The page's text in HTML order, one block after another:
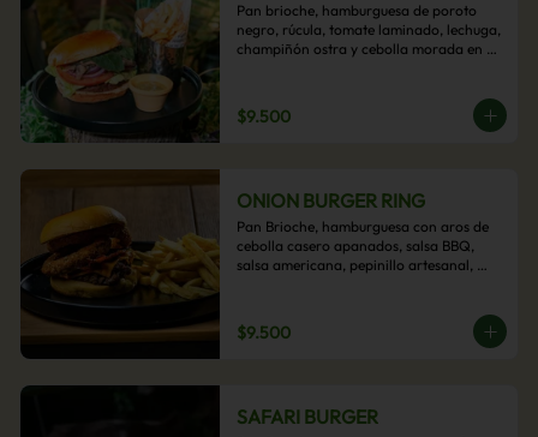
Pan brioche, hamburguesa de poroto
negro, rúcula, tomate laminado, lechuga,
champiñón ostra y cebolla morada en
$9.500
ONION BURGER RING
Pan Brioche, hamburguesa con aros de
cebolla casero apanados, salsa BBQ,
salsa americana, pepinillo artesanal,
papas fritas.
$9.500
SAFARI BURGER